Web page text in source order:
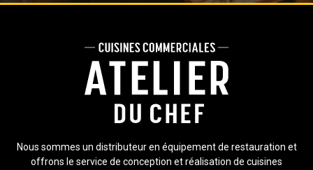
Nous sommes un distributeur en équipement de restauration et
offrons le service de conception et réalisation de cuisines